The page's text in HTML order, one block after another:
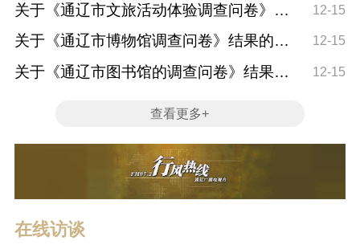
关于《通辽市文旅活动体验调查问卷》结
果的公示
12-15
关于《通辽市博物馆调查问卷》结果的公
示
12-15
关于《通辽市图书馆的调查问卷》结果的
12-15
查看更多+
在线访谈